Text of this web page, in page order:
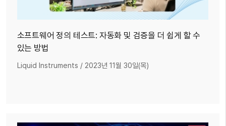
소프트웨어 정의 테스트: 자동화 및 검증을 더 쉽게 할 수
있는 방법
Liquid Instruments / 2023년 11월 30일(목)